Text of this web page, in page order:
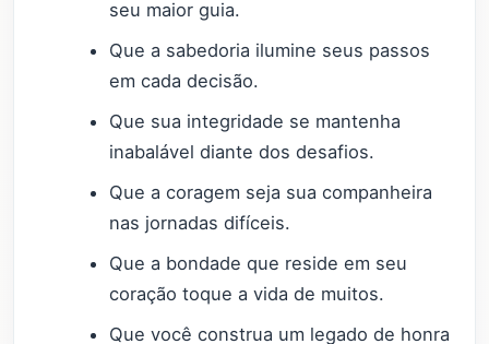
seu maior guia.
Que a sabedoria ilumine seus passos
em cada decisão.
Que sua integridade se mantenha
inabalável diante dos desafios.
Que a coragem seja sua companheira
nas jornadas difíceis.
Que a bondade que reside em seu
coração toque a vida de muitos.
Que você construa um legado de honra